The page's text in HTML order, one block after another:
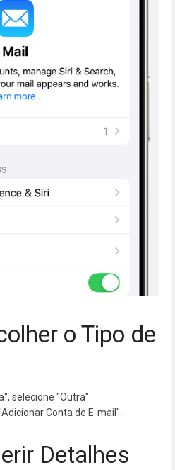
o Tipo de
selecione "Outra".
Conta de E-mail".
Detalhes